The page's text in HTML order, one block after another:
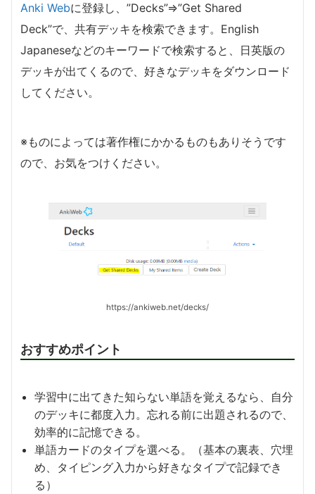
Anki Webに登録し、”Decks”⇒”Get Shared
Deck”で、共有デッキを検索できます。English
Japaneseなどのキーワードで検索すると、日英版の
デッキが出てくるので、好きなデッキをダウンロード
してください。
※ものによっては著作権にかかるものもありそうです
ので、お気をつけください。
https://ankiweb.net/decks/
おすすめポイント
学習中に出てきた知らない単語を覚えるなら、自分
のデッキに都度入力。忘れる前に出題されるので、
効率的に記憶できる。
単語カードのタイプを選べる。（基本の裏表、穴埋
め、タイピング入力から好きなタイプで記録でき
る）